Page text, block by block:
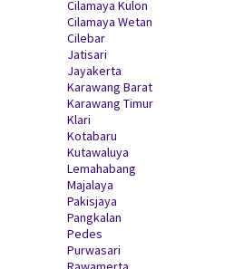
Cilamaya Kulon
Cilamaya Wetan
Cilebar
Jatisari
Jayakerta
Karawang Barat
Karawang Timur
Klari
Kotabaru
Kutawaluya
Lemahabang
Majalaya
Pakisjaya
Pangkalan
Pedes
Purwasari